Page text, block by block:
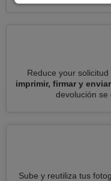
Reduce your
imprimir, firmar y enviar
devolución se
Sube y reutiliza tus